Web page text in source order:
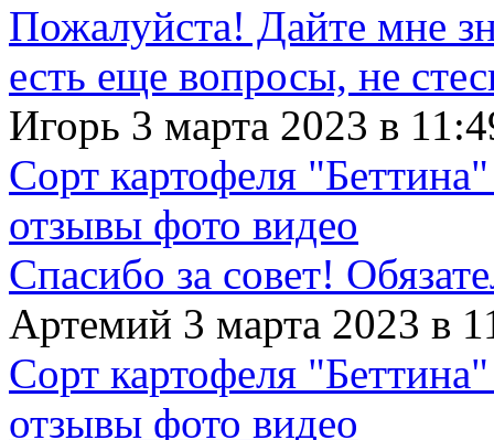
Пожалуйста! Дайте мне
есть еще вопросы, не
Игорь 3 марта 2023 в
Сорт картофеля
отзывы фото видео
Спасибо за совет!
Артемий 3 марта 2023 в
Сорт картофеля
отзывы фото видео